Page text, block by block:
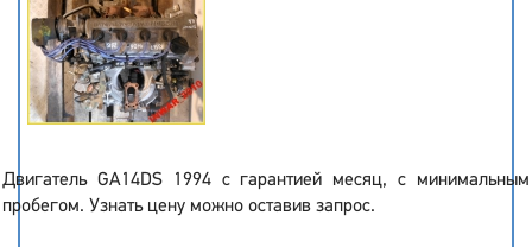
Двигатель GA14DS 1994 с гарантией месяц, с минимальным
пробегом. Узнать цену можно оставив запрос.